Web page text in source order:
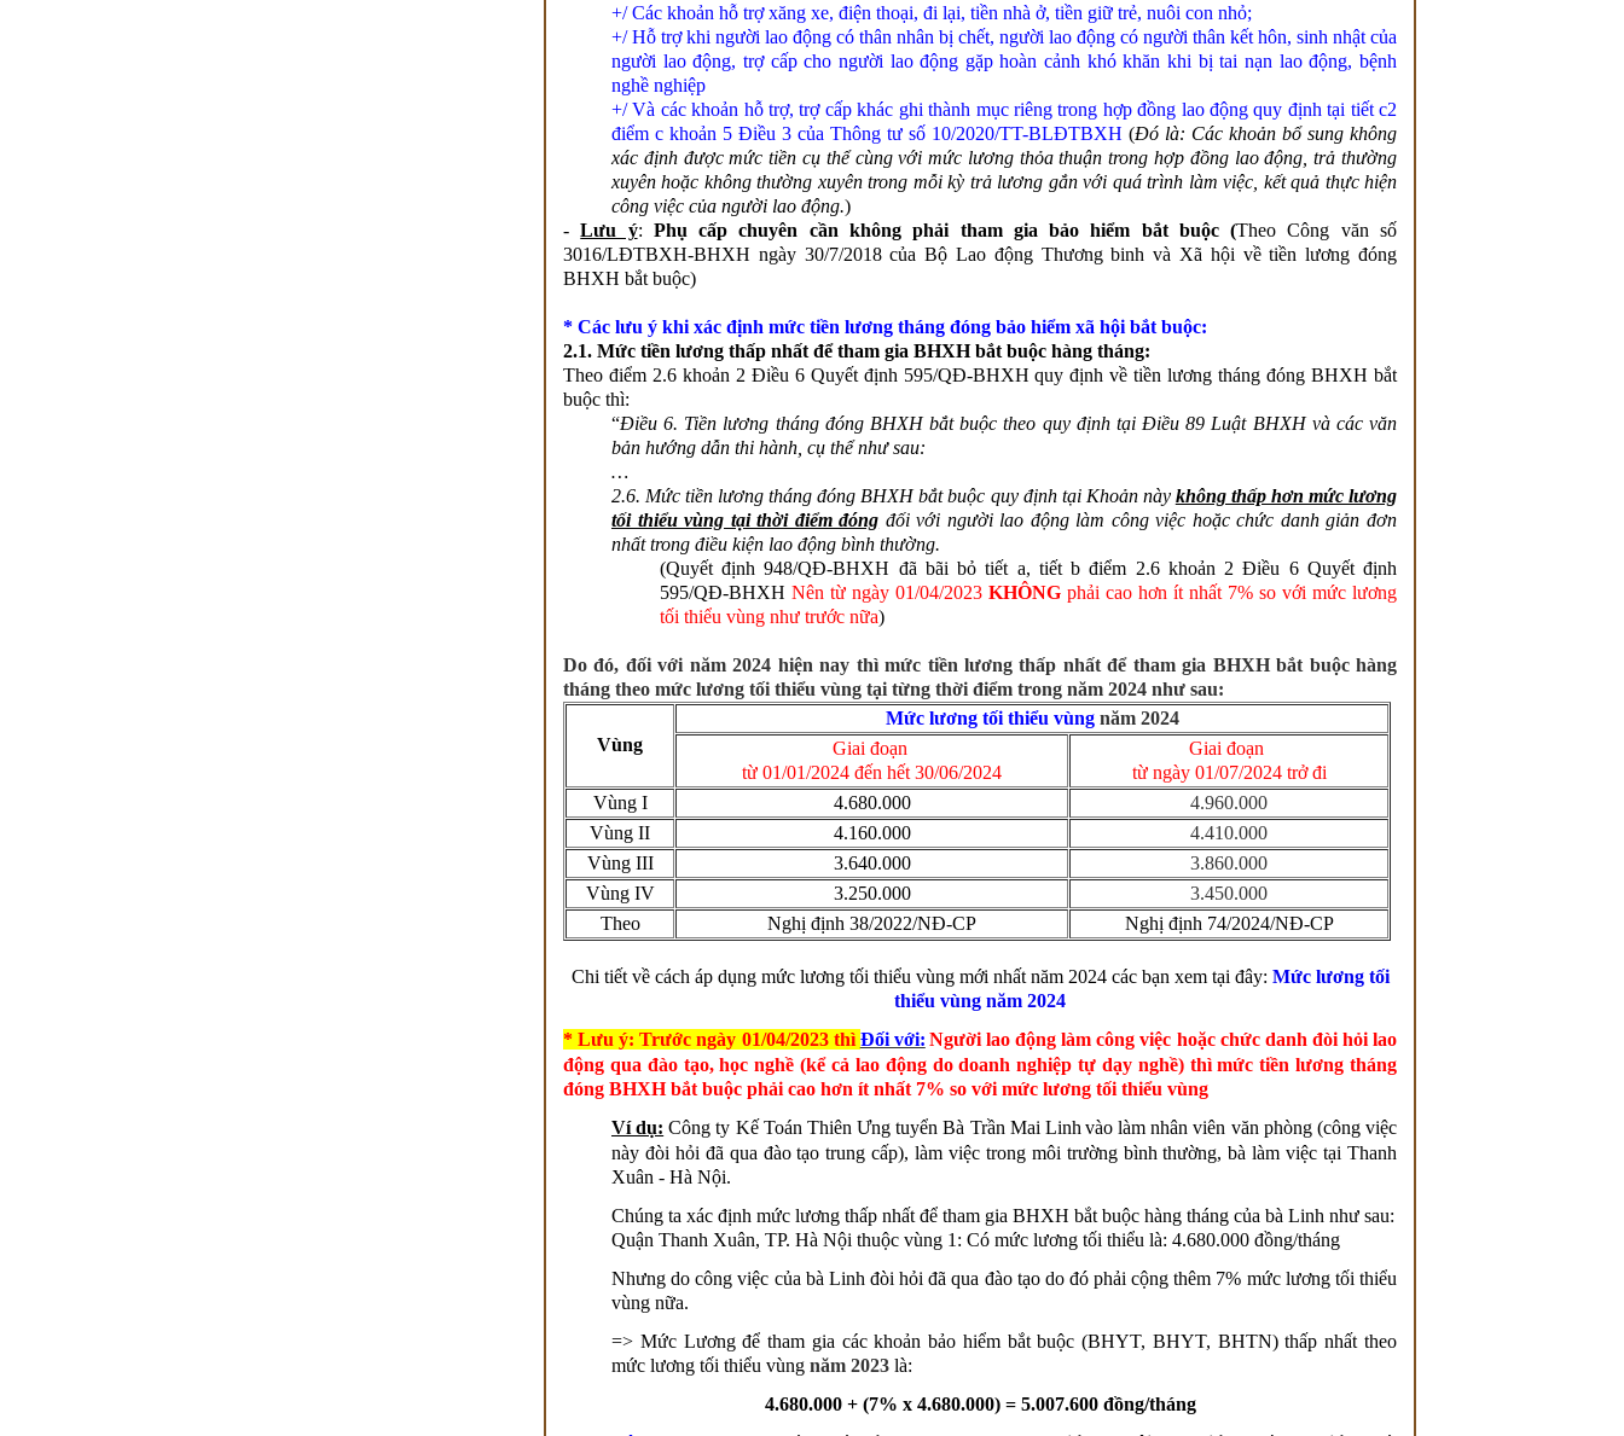
+/ Các khoản hỗ trợ xăng xe, điện thoại, đi lại, tiền nhà ở, tiền giữ trẻ, nuôi con nhỏ;
+/ Hỗ trợ khi người lao động có thân nhân bị chết, người lao động có người thân kết hôn, sinh nhật của
người lao động, trợ cấp cho người lao động gặp hoàn cảnh khó khăn khi bị tai nạn lao động, bệnh
nghề nghiệp
+/ Và các khoản hỗ trợ, trợ cấp khác ghi thành mục riêng trong hợp đồng lao động quy định tại tiết c2
điểm c khoản 5 Điều 3 của Thông tư số 10/2020/TT-BLĐTBXH (Đó là: Các khoản bổ sung không
xác định được mức tiền cụ thể cùng với mức lương thỏa thuận trong hợp đồng lao động, trả thường
xuyên hoặc không thường xuyên trong mỗi kỳ trả lương gắn với quá trình làm việc, kết quả thực hiện
công việc của người lao động.)
-Lưu ý: Phụ cấp chuyên cần không phải tham gia bảo hiểm bắt buộc (Theo Công văn số
3016/LĐTBXH-BHXH ngày 30/7/2018 của Bộ Lao động Thương binh và Xã hội về tiền lương đóng
BHXH bắt buộc)
* Các lưu ý khi xác định mức tiền lương tháng đóng bảo hiểm xã hội bắt buộc:
2.1. Mức tiền lương thấp nhất để tham gia BHXH bắt buộc hàng tháng:
Theo điểm 2.6 khoản 2 Điều 6 Quyết định 595/QĐ-BHXH quy định về tiền lương tháng đóng BHXH bắt
buộc thì:
“Điều 6. Tiền lương tháng đóng BHXH bắt buộc theo quy định tại Điều 89 Luật BHXH và các văn
bản hướng dẫn thi hành, cụ thể như sau:
…
2.6. Mức tiền lương tháng đóng BHXH bắt buộc quy định tại Khoản này không thấp hơn mức lương
tối thiểu vùng tại thời điểm đóng đối với người lao động làm công việc hoặc chức danh giản đơn
nhất trong điều kiện lao động bình thường.
(Quyết định 948/QĐ-BHXH đã bãi bỏ tiết a, tiết b điểm 2.6 khoản 2 Điều 6 Quyết định
595/QĐ-BHXH Nên từ ngày 01/04/2023 KHÔNG phải cao hơn ít nhất 7% so với mức lương
tối thiểu vùng như trước nữa)
Do đó, đối với năm 2024 hiện nay thì mức tiền lương thấp nhất để tham gia BHXH bắt buộc hàng
tháng theo mức lương tối thiểu vùng tại từng thời điểm trong năm 2024 như sau:
Vùng
Mức lương tối thiểu vùng năm 2024
Giai đoạn
từ 01/01/2024 đến hết 30/06/2024
Giai đoạn
từ ngày 01/07/2024 trở đi
Vùng I
4.680.000
4.960.000
Vùng II
4.160.000
4.410.000
Vùng III
3.640.000
3.860.000
Vùng IV
3.250.000
3.450.000
Theo
Nghị định 38/2022/NĐ-CP Nghị định 74/2024/NĐ-CP
Chi tiết về cách áp dụng mức lương tối thiểu vùng mới nhất năm 2024các bạn xem tại đây: Mức lương tối
thiểu vùng năm 2024
* Lưu ý: Trước ngày 01/04/2023 thì Đối với: Người lao động làm công việc hoặc chức danh đòi hỏi lao
động qua đào tạo, học nghề (kể cả lao động do doanh nghiệp tự dạy nghề) thì mức tiền lương tháng
đóng BHXH bắt buộc phải cao hơn ít nhất 7% so với mức lương tối thiểu vùng
Ví dụ: Công ty Kế Toán Thiên Ưng tuyển Bà Trần Mai Linh vào làmnhân viên văn phòng(công việc
này đòi hỏi đã qua đào tạo trung cấp), làm việc trong môi trường bình thường, bà làm việc tại Thanh
Xuân - Hà Nội.
Chúng ta xác định mức lương thấp nhất để tham gia BHXH bắt buộc hàng tháng của bà Linh như sau:
Quận Thanh Xuân, TP. Hà Nội thuộc vùng 1: Có mức lương tối thiểu là: 4.680.000 đồng/tháng
Nhưng do công việc của bà Linh đòi hỏi đã qua đào tạo do đó phải cộng thêm 7% mức lương tối thiểu
vùng nữa.
=> Mức Lương để tham gia các khoản bảo hiểm bắt buộc (BHYT, BHYT, BHTN) thấp nhất theo
mức lương tối thiểu vùng năm 2023 là:
4.680.000 + (7% x 4.680.000) = 5.007.600 đồng/tháng